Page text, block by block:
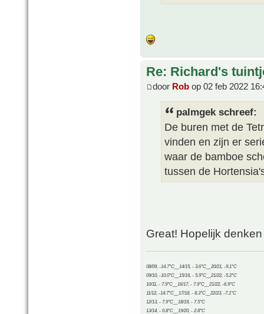
Re: Richard's
door Rob op 02 feb 2022
palmgek schreef:
De buren met de
vinden en zijn er
waar de bamboe
tussen de
Great! Hopelijk
08/09, -14.7°C__14/15, - 3.6°C__20/21, -9.1°C
09/10, -10.0°C__15/16, - 5.9°C__21/22, -5.2°C
10/11, - 7.9°C__16/17, - 7.9°C__21/22, -6.9°C
11/12, -14.7°C__17/18, - 8.3°C__22/23, -7.1°C
12/13, - 7.9°C__18/19, - 7.5°C
13/14, - 0.8°C__19/20, - 2.8°C